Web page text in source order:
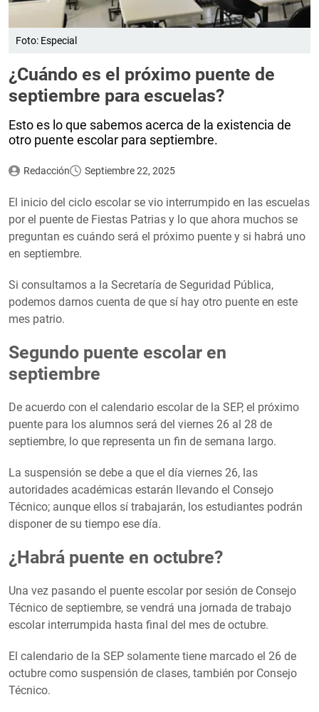
Foto: Especial
¿Cuándo es el próximo puente de
septiembre para escuelas?
Esto es lo que sabemos acerca de la existencia de
otro puente escolar para septiembre.
Redacción Septiembre 22, 2025
El inicio del ciclo escolar se vio interrumpido en las escuelas
por el puente de Fiestas Patrias y lo que ahora muchos se
preguntan es cuándo será el próximo puente y si habrá uno
en septiembre.
Si consultamos a la Secretaría de Seguridad Pública,
podemos darnos cuenta de que sí hay otro puente en este
mes patrio.
Segundo puente escolar en
septiembre
De acuerdo con el calendario escolar de la SEP, el próximo
puente para los alumnos será del viernes 26 al 28 de
septiembre, lo que representa un fin de semana largo.
La suspensión se debe a que el día viernes 26, las
autoridades académicas estarán llevando el Consejo
Técnico; aunque ellos sí trabajarán, los estudiantes podrán
disponer de su tiempo ese día.
¿Habrá puente en octubre?
Una vez pasando el puente escolar por sesión de Consejo
Técnico de septiembre, se vendrá una jornada de trabajo
escolar interrumpida hasta final del mes de octubre.
El calendario de la SEP solamente tiene marcado el 26 de
octubre como suspensión de clases, también por Consejo
Técnico.